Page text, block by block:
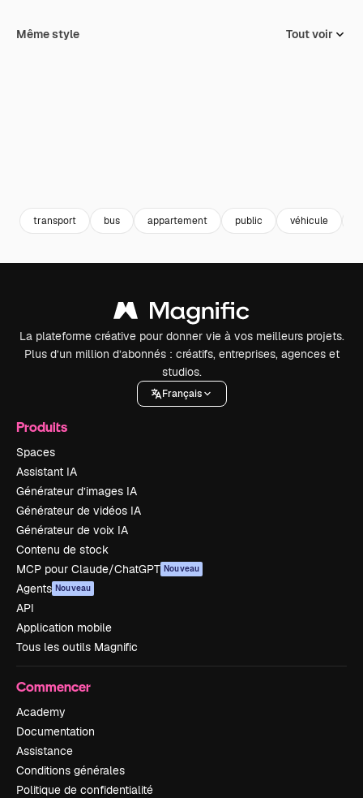
Même style Tout voir
transport bus appartement public véhicule
La plateforme créative pour donner vie à vos meilleurs projets.
Plus d’un million d’abonnés : créatifs, entreprises, agences et
studios.
Français
Produits
Spaces
Assistant IA
Générateur d’images IA
Générateur de vidéos IA
Générateur de voix IA
Contenu de stock
MCP pour Claude/ChatGPT Nouveau
Agents Nouveau
API
Application mobile
Tous les outils Magnific
Commencer
Academy
Documentation
Assistance
Conditions générales
Politique de confidentialité